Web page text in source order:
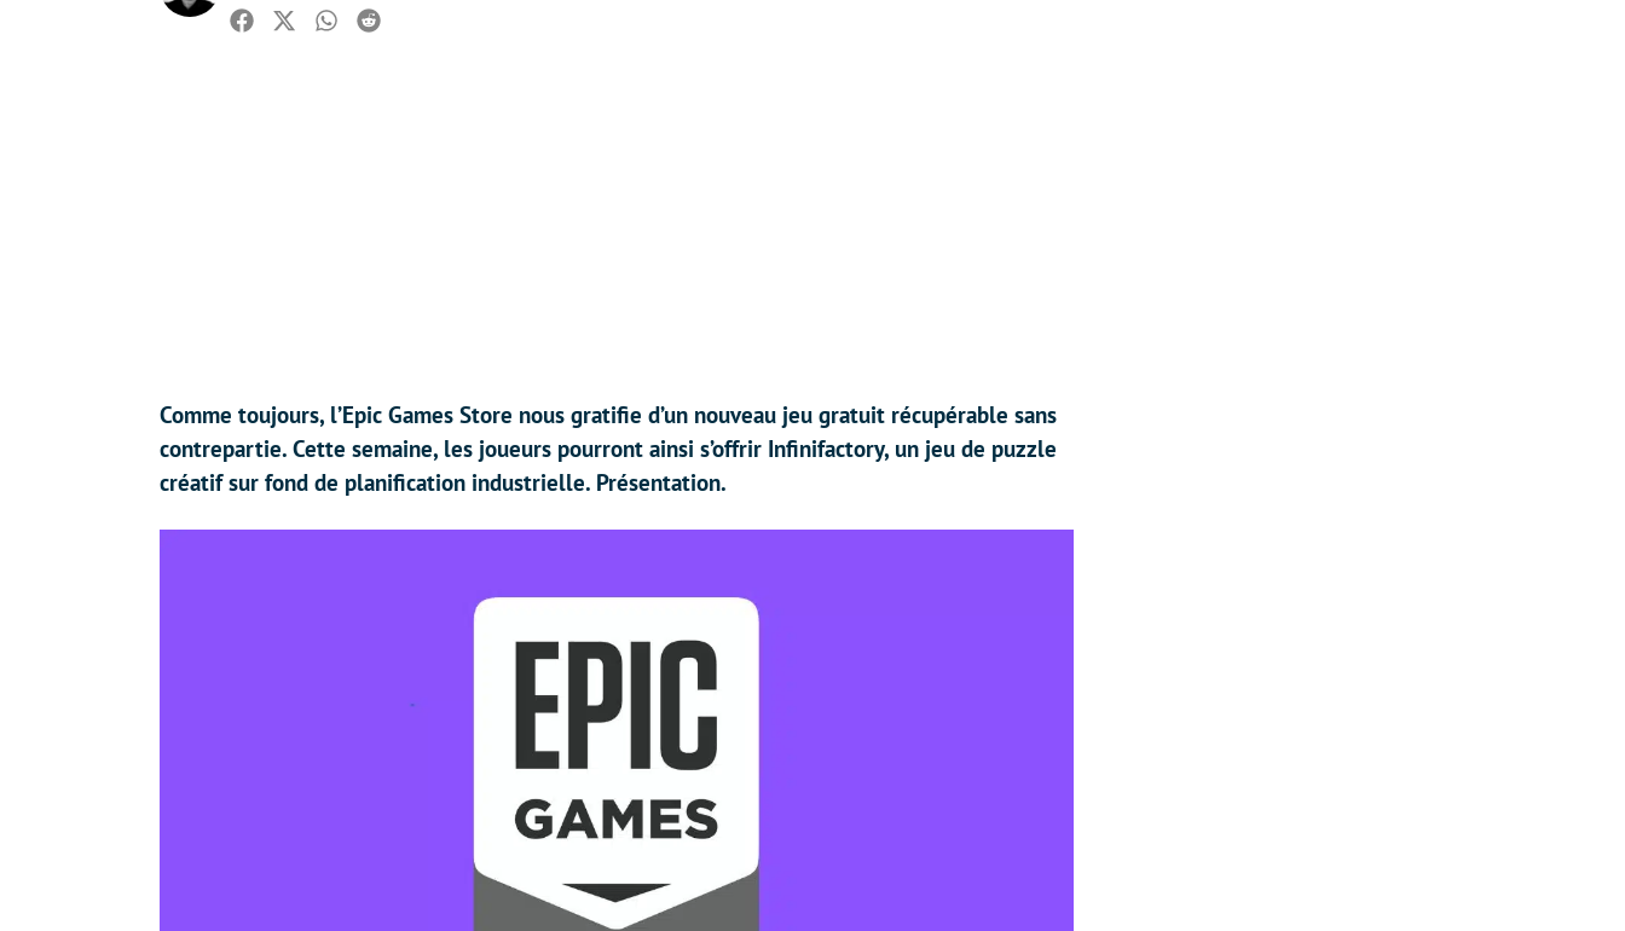
Facebook
TwitterWhatsapp
Reddit
Comme toujours, l’Epic Games Store nous gratifie d’un nouveau jeu gratuit récupérable sans
contrepartie. Cette semaine, les joueurs pourront ainsi s’offrir Infinifactory, un jeu de puzzle
créatif sur fond de planification industrielle. Présentation.